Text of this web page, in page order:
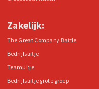
Zakelijk:
The Great Company Battle
Bedrijfsuitje
Teamuitje
Bedrijfsuitje grote groep